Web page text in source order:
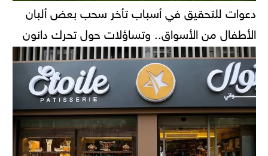
دعوات للتحقيق في أسباب تأخر سحب بعض ألبان
الأطفال من الأسواق.. وتساؤلات حول تحرك دانون